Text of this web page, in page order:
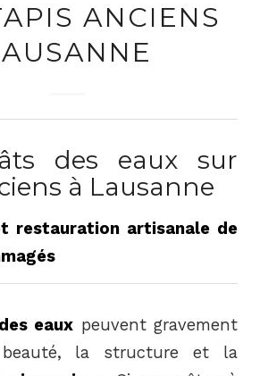
ANCIENS
des eaux sur
à Lausanne
restauration artisanale de
eaux peuvent gravement
la structure et la